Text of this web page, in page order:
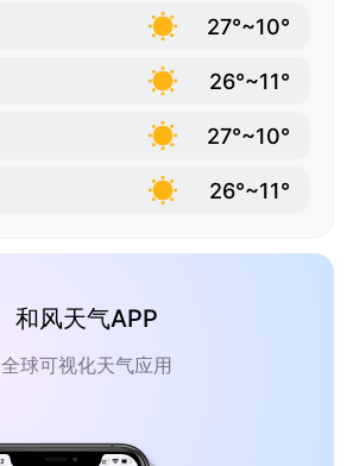
27°~10°
26°~11°
27°~10°
26°~11°
和风天气APP
全球可视化天气应用